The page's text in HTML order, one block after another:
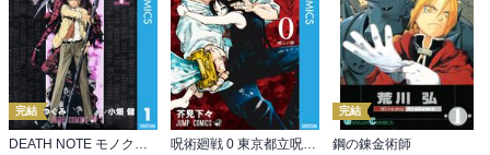
完結 完結
鋼の錬金術師